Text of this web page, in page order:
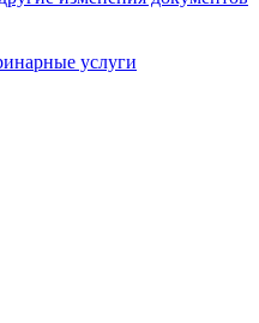
услуги